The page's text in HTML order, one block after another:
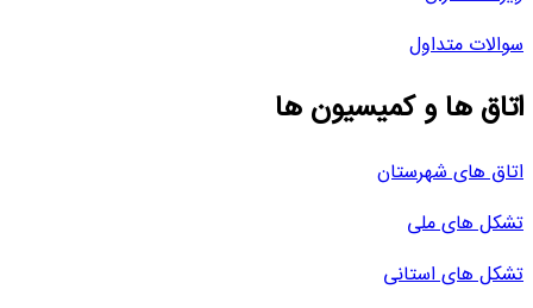
سوالات متداول
اتاق ها و کمیسیون ها
اتاق های شهرستان
تشکل های ملی
تشکل های استانی